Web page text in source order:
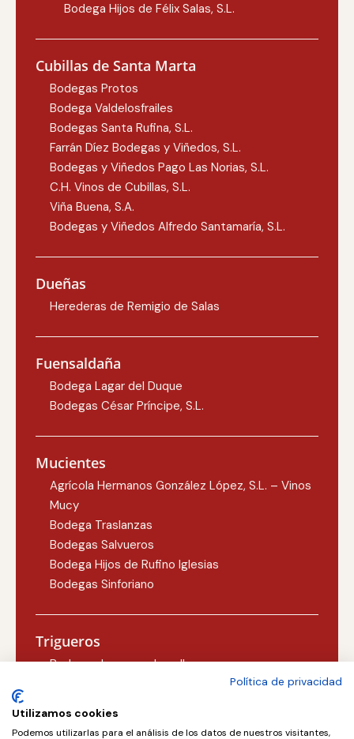
Bodega Hijos de Félix Salas, S.L.
Cubillas de Santa Marta
Bodegas Protos
Bodega Valdelosfrailes
Bodegas Santa Rufina, S.L.
Farrán Díez Bodegas y Viñedos, S.L.
Bodegas y Viñedos Pago Las Norias, S.L.
C.H. Vinos de Cubillas, S.L.
Viña Buena, S.A.
Bodegas y Viñedos Alfredo Santamaría, S.L.
Dueñas
Herederas de Remigio de Salas
Fuensaldaña
Bodega Lagar del Duque
Bodegas César Príncipe, S.L.
Mucientes
Agrícola Hermanos González López, S.L. – Vinos
Mucy
Bodega Traslanzas
Bodegas Salvueros
Bodega Hijos de Rufino Iglesias
Bodegas Sinforiano
Trigueros
Bodegas Lezcano-Lacalle
Política de privacidad
Utilizamos cookies
Podemos utilizarlas para el análisis de los datos de nuestros visitantes,